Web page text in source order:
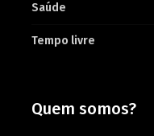
Saúde
Tempo livre
Quem somos?